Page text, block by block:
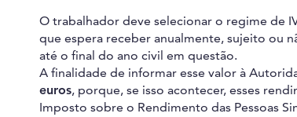
O trabalhador deve selecionar o regime de
que espera receber anualmente, sujeito ou
até o final do ano civil em questão.
A finalidade de informar esse valor à
euros, porque, se isso acontecer, esses
Imposto sobre o Rendimento das Pessoas